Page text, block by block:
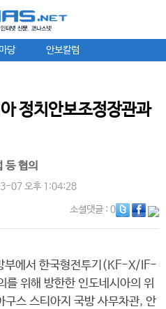
당 안보칼럼
정치안보조정장관과
등 협의
07 오후 1:04:28
소셜댓글: 0
부에서 한국형전투기(KF-X/IF-
위해 방한한 인도네시아의 위
구스 스티아지 국방 사무차관, 안